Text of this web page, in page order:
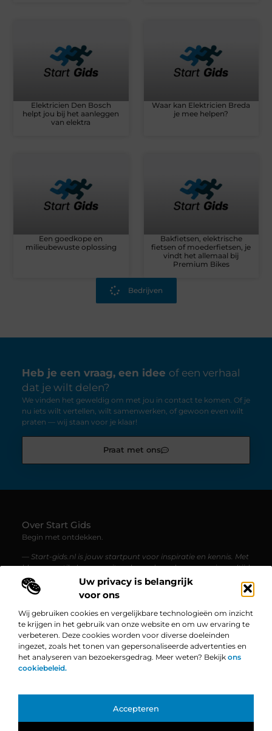
Uw privacy is belangrijk
voor ons
Wij gebruiken cookies en vergelijkbare technologieën om inzicht
te krijgen in het gebruik van onze website en om uw ervaring te
verbeteren. Deze cookies worden voor diverse doeleinden
ingezet, zoals het tonen van gepersonaliseerde advertenties en
het analyseren van bezoekersgedrag. Meer weten? Bekijk ons
cookiebeleid.
Accepteren
Elektricien Den Bosch
helpt jou bij het aanleggen
van elektra
Waar kan Elektricien Breda
je mee helpen?
Een goedkope en
milieubewuste oplossing
Bakfietsen, elektrische
fietsen of moederfietsen, je
vindt het allemaal bij
Premium Bikes
Bedrijven
Heb je een vraag, een idee of een verhaal
dat je wilt delen?
We vinden het geweldig om met jou in contact te komen. Of je
nu iets wilt vertellen, wilt samenwerken, of gewoon even wilt
praten — wij staan voor je klaar!
Praat met ons
Over Start Gids
Begin met ontdekken.
— Start-gids.nl is jouw startpunt voor inspiratie en kennis. Met
blogs en artikelen over uiteenlopende onderwerpen, is er altijd
iets nieuws te lezen.
Onze informatie